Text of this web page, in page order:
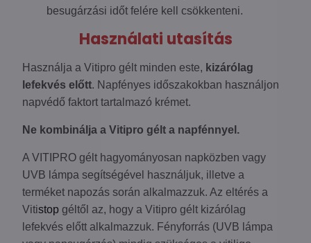
besugárzási időt felére kell csökkenteni.
Használati utasítás
Használja a Vitipro gélt minden este, kizárólag
lefekvés előtt. Napfényes időszakokban használjon
napvédő faktort tartalmazó krémet.
Ne kombinálja a Vitipro gélt a napfénnyel.
A VITIPRO gélt hagyományosan napközben vagy
UVB lámpa segítségével használjuk, illetve a
terméket napozás során alkalmazzuk. Az eltérés a
Vitistop géltől az, hogy a Vitipro gélt kizárólag
lefekvés előtt alkalmazzuk. Fényforrás (UVB lámpa